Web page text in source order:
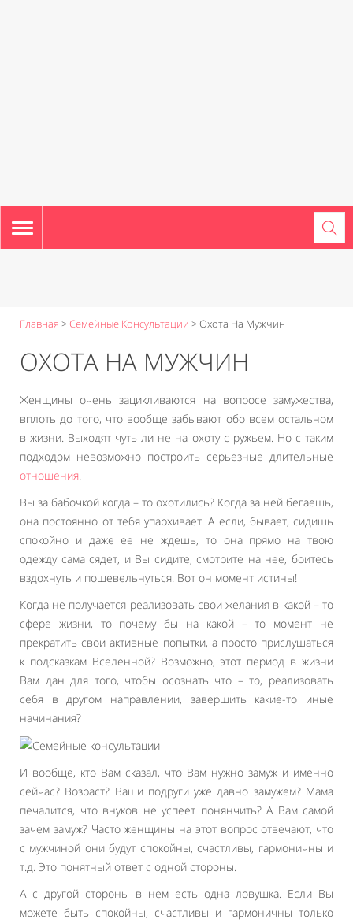
TOGGLE
NAVIGATION
Главная >Семейные Консультации >Охота На Мужчин
ОХОТА НА МУЖЧИН
Женщины очень зацикливаются на вопросе замужества,
вплоть до того, что вообще забывают обо всем остальном
в жизни. Выходят чуть ли не на охоту с ружьем. Но с таким
подходом невозможно построить серьезные длительные
отношения.
Вы за бабочкой когда – то охотились? Когда за ней бегаешь,
она постоянно от тебя упархивает. А если, бывает, сидишь
спокойно и даже ее не ждешь, то она прямо на твою
одежду сама сядет, и Вы сидите, смотрите на нее, боитесь
вздохнуть и пошевельнуться. Вот он момент истины!
Когда не получается реализовать свои желания в какой – то
сфере жизни, то почему бы на какой – то момент не
прекратить свои активные попытки, а просто прислушаться
к подсказкам Вселенной? Возможно, этот период в жизни
Вам дан для того, чтобы осознать что – то, реализовать
себя в другом направлении, завершить какие-то иные
начинания?
И вообще, кто Вам сказал, что Вам нужно замуж и именно
сейчас? Возраст? Ваши подруги уже давно замужем? Мама
печалится, что внуков не успеет понянчить? А Вам самой
зачем замуж? Часто женщины на этот вопрос отвечают, что
с мужчиной они будут спокойны, счастливы, гармоничны и
т.д. Это понятный ответ с одной стороны.
А с другой стороны в нем есть одна ловушка. Если Вы
можете быть спокойны, счастливы и гармоничны только